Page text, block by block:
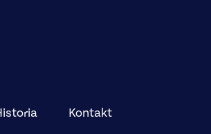
Kontakt